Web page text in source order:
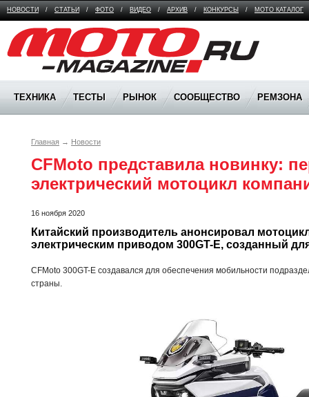
НОВОСТИ / СТАТЬИ / ФОТО / ВИДЕО / АРХИВ / КОНКУРСЫ / МОТО КАТАЛОГ
Moto Magazine
ТЕХНИКА ТЕСТЫ РЫНОК СООБЩЕСТВО РЕМЗОНА
Главная → Новости
CFMoto представила новинку:
электрический мотоцикл
16 ноября 2020
Китайский производитель анонсировал
электрическим приводом 300GT-E, созданный
CFMoto 300GT-E создавался для обеспечения мобильности
страны.